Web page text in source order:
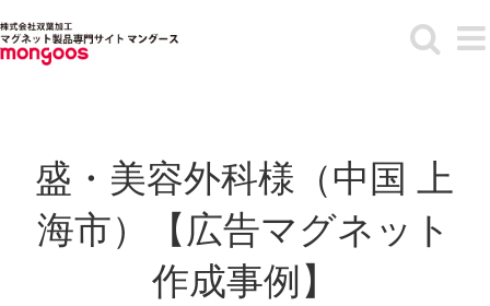
to
content
盛・美容外科様（中国 上
海市）【広告マグネット
作成事例】